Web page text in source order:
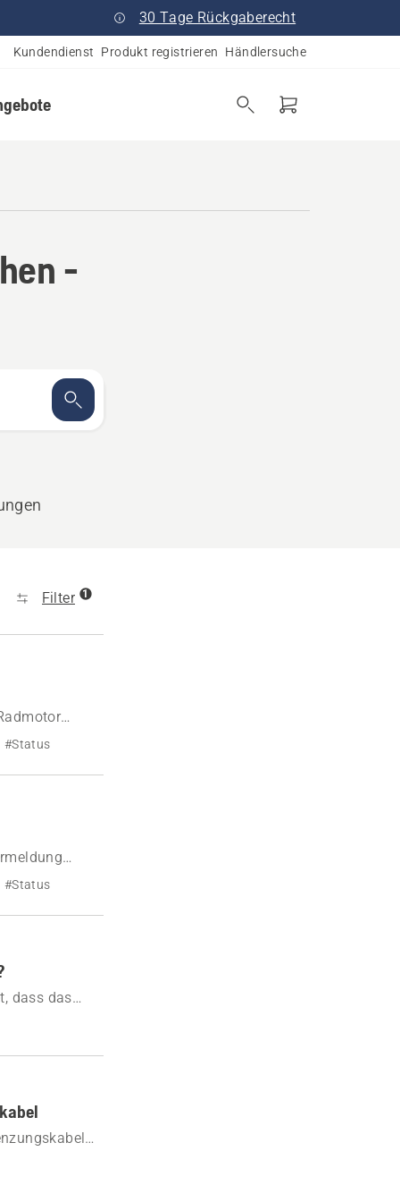
30 Tage Rückgaberecht
Kundendienst Produkt registrieren Händlersuche
-
Filter 1
#Status
#Status
dass das
und